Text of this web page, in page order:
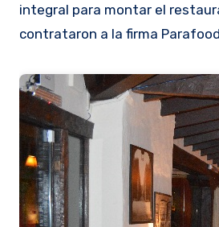
integral para montar el
contrataron a la firma